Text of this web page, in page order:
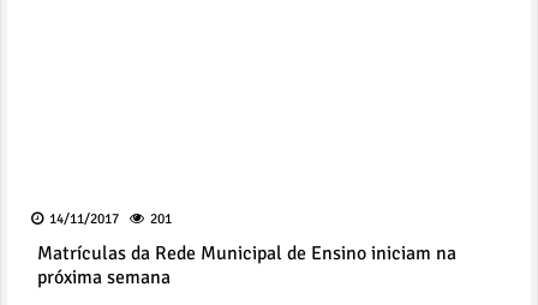
14/11/2017 201
Matrículas da Rede Municipal de Ensino iniciam na
próxima semana